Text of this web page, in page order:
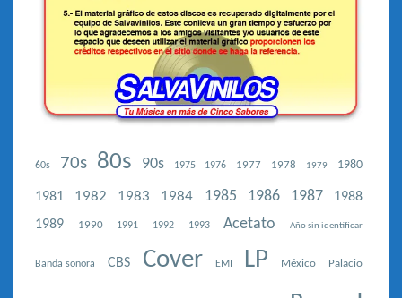
60s 70s 80s 90s 1975 1976 1977 1978 1979 1980
1981 1982 1983 1984 1985 1986 1987
1988
1989
1990 1991 1992 1993 Acetato Año sin identificar
Banda sonora CBS Cover EMI LP México Palacio